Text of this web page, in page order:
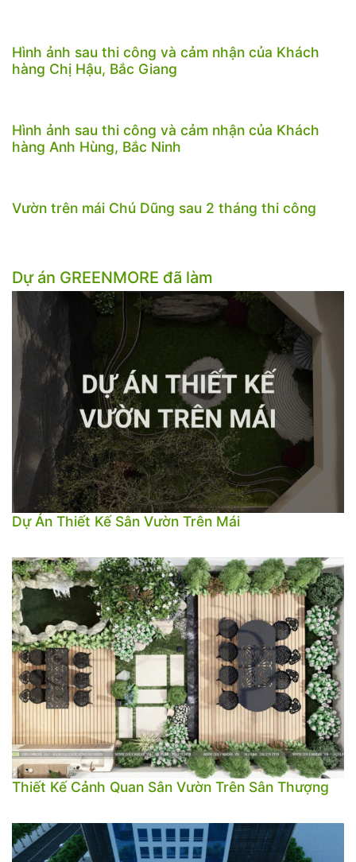
Hình ảnh sau thi công và cảm nhận của Khách
hàng Chị Hậu, Bắc Giang
Hình ảnh sau thi công và cảm nhận của Khách
hàng Anh Hùng, Bắc Ninh
Vườn trên mái Chú Dũng sau 2 tháng thi công
Dự án GREENMORE đã làm
Dự Án Thiết Kế Sân Vườn Trên Mái
Thiết Kế Cảnh Quan Sân Vườn Trên Sân Thượng